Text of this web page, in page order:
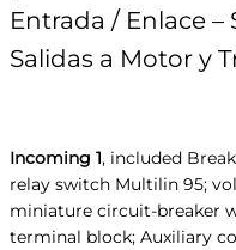
Entrada / Enlace
Salidas a Motor y
Incoming 1, included
relay switch Multilin 95;
miniature circuit-breaker
terminal block; Auxiliary